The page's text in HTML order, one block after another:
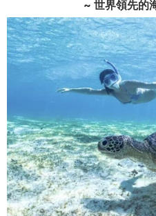
~ 世界領先的